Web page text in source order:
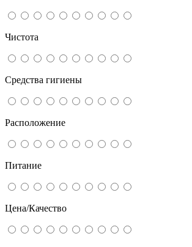
Чистота
Средства гигиены
Расположение
Питание
Цена/Качество